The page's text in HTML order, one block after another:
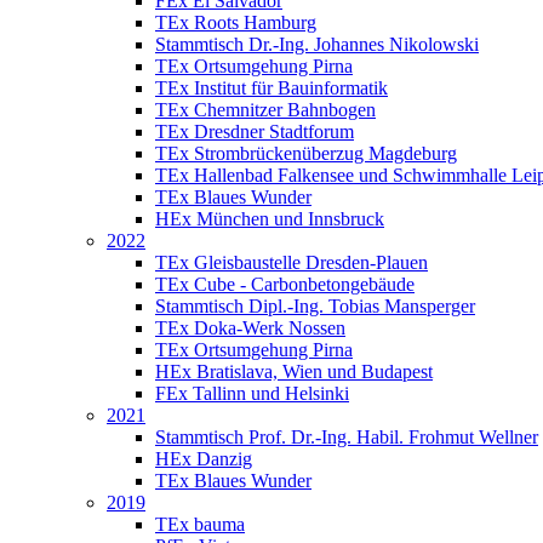
TEx Roots Hamburg
Stammtisch Dr.-Ing. Johannes Nikolowski
TEx Ortsumgehung Pirna
TEx Institut für Bauinformatik
TEx Chemnitzer Bahnbogen
TEx Dresdner Stadtforum
TEx Strombrückenüberzug Magdeburg
TEx Hallenbad Falkensee und Schwimmhalle
TEx Blaues Wunder
HEx München und Innsbruck
2022
TEx Gleisbaustelle Dresden-Plauen
TEx Cube - Carbonbetongebäude
Stammtisch Dipl.-Ing. Tobias Mansperger
TEx Doka-Werk Nossen
TEx Ortsumgehung Pirna
HEx Bratislava, Wien und Budapest
FEx Tallinn und Helsinki
2021
Stammtisch Prof. Dr.-Ing. Habil. Frohmut Wellner
HEx Danzig
TEx Blaues Wunder
2019
TEx bauma